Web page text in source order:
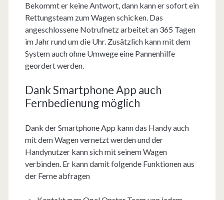
Bekommt er keine Antwort, dann kann er sofort ein
Rettungsteam zum Wagen schicken. Das
angeschlossene Notrufnetz arbeitet an 365 Tagen
im Jahr rund um die Uhr. Zusätzlich kann mit dem
System auch ohne Umwege eine Pannenhilfe
geordert werden.
Dank Smartphone App auch
Fernbedienung möglich
Dank der Smartphone App kann das Handy auch
mit dem Wagen vernetzt werden und der
Handynutzer kann sich mit seinem Wagen
verbinden. Er kann damit folgende Funktionen aus
der Ferne abfragen